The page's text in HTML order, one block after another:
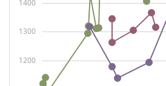
1200
1300
1400